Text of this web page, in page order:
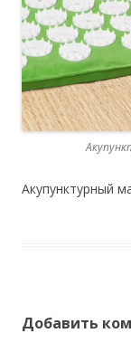
Акупунктурный
Добавить